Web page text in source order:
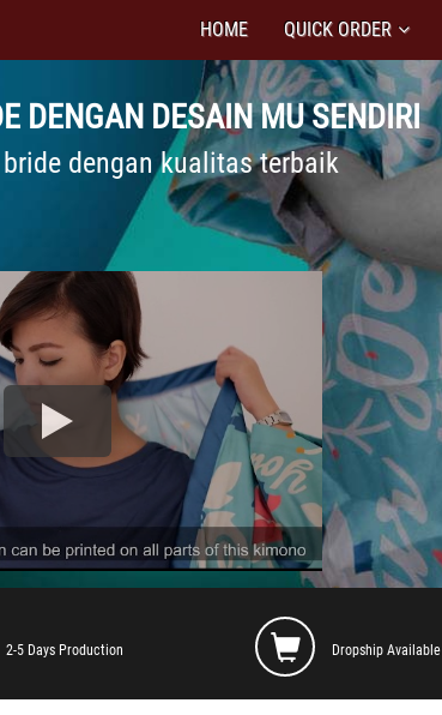
HOME QUICK ORDER
DENGAN DESAIN MU SENDIRI
dengan kualitas terbaik
2-5 Days Production Dropship Available